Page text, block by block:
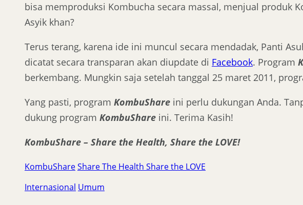
bisa memproduksi Kombucha secara massal, menjual produk
Asyik khan?
Terus terang, karena ide ini muncul secara mendadak, Panti
dicatat secara transparan akan diupdate di Facebook. Program
berkembang. Mungkin saja setelah tanggal 25 maret 2011,
Yang pasti, program KombuShare ini perlu dukungan Anda.
dukung program KombuShare ini. Terima Kasih!
KombuShare – Share the Health, Share the LOVE!
KombuShareShare The Health Share the LOVE
Internasional Umum